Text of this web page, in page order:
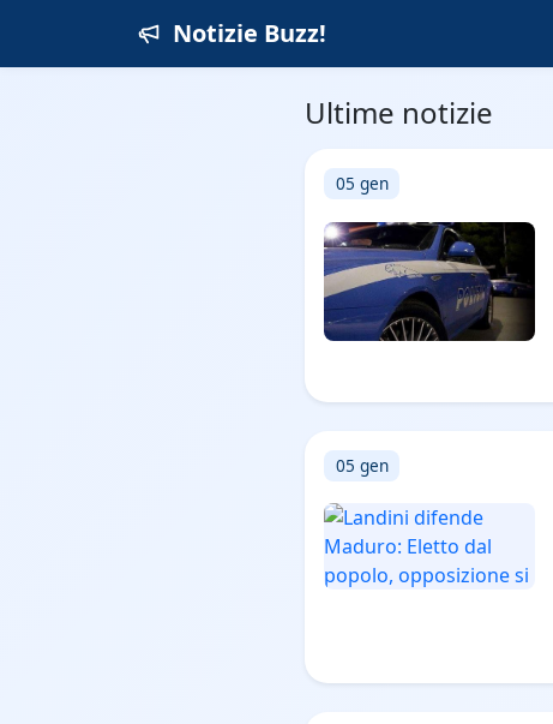
Notizie Buzz!
Ultime notizie
05 gen
05 gen